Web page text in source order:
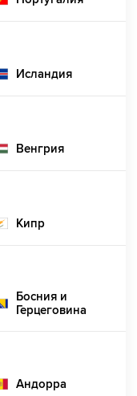
Исландия
Венгрия
Кипр
Босния и
Герцеговина
Андорра